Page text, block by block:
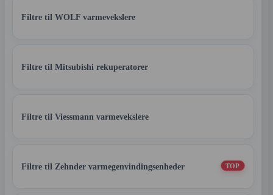
Filtre til WOLF varmevekslere
Filtre til Mitsubishi rekuperatorer
Filtre til Viessmann varmevekslere
Filtre til Zehnder varmegenvindingsenheder TOP